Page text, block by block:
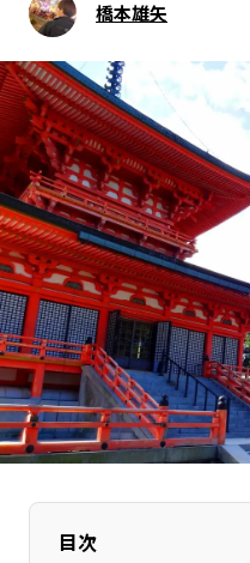
東京23区エリア
神奈川エリア
富山エリア
福井エリア
長野エリア
静岡エリア
三重エリア
京都エリア
北摂エリア
河内エリア
奈良エリア
鳥取エリア
香川エリア
橋本雄矢
目次